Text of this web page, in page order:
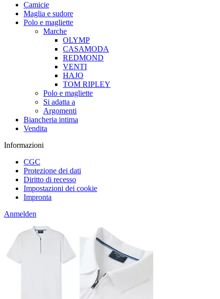
Camicie
Maglia e sudore
Polo e magliette
Marche
OLYMP
CASAMODA
REDMOND
VENTI
HAJO
TOM RIPLEY
Polo e magliette
Si adatta a
Argomenti
Biancheria intima
Vendita
Informazioni
CGC
Protezione dei dati
Diritto di recesso
Impostazioni dei cookie
Impronta
Anmelden